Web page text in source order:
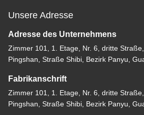
Unsere Adresse
Adresse des Unternehmens
Zimmer 101, 1. Etage, Nr. 6, dritte
Pingshan, Straße Shibi, Bezirk Panyu,
Fabrikanschrift
Zimmer 101, 1. Etage, Nr. 6, dritte
Pingshan, Straße Shibi, Bezirk Panyu,